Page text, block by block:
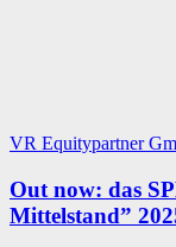
VR Equitypartner
Out now: das
Mittelstand”